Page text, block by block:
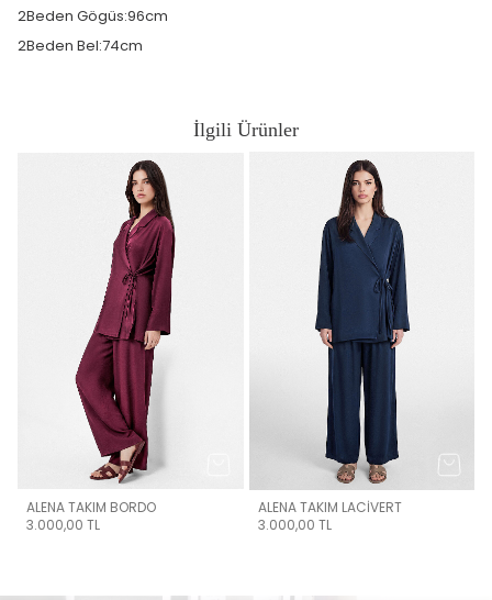
2Beden Gögüs:96cm
2Beden Bel:74cm
İlgili Ürünler
ALENA TAKIM BORDO
3.000,00 TL
ALENA TAKIM LACİVERT
3.000,00 TL